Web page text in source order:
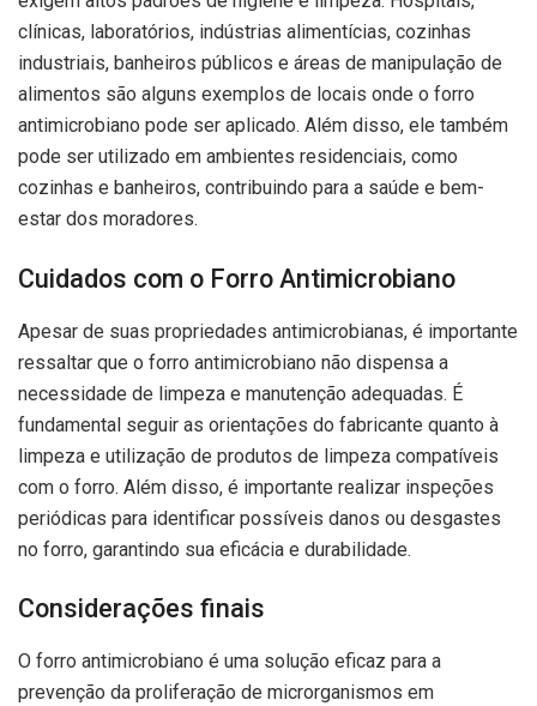
clínicas, laboratórios, indústrias alimentícias, cozinhas
industriais, banheiros públicos e áreas de manipulação de
alimentos são alguns exemplos de locais onde o forro
antimicrobiano pode ser aplicado. Além disso, ele também
pode ser utilizado em ambientes residenciais, como
cozinhas e banheiros, contribuindo para a saúde e bem-
estar dos moradores.
Cuidados com o Forro Antimicrobiano
Apesar de suas propriedades antimicrobianas, é importante
ressaltar que o forro antimicrobiano não dispensa a
necessidade de limpeza e manutenção adequadas. É
fundamental seguir as orientações do fabricante quanto à
limpeza e utilização de produtos de limpeza compatíveis
com o forro. Além disso, é importante realizar inspeções
periódicas para identificar possíveis danos ou desgastes
no forro, garantindo sua eficácia e durabilidade.
Considerações finais
O forro antimicrobiano é uma solução eficaz para a
prevenção da proliferação de microrganismos em